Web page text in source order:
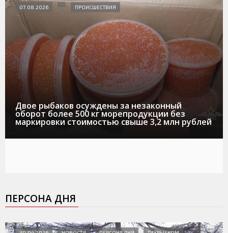
Двое рыбаков осуждены за незаконный
оборот более 500 кг морепродукции без
маркировки стоимостью свыше 3,2 млн рублей
07.08.2026 ПРОИСШЕСТВИЯ
ПЕРСОНА ДНЯ